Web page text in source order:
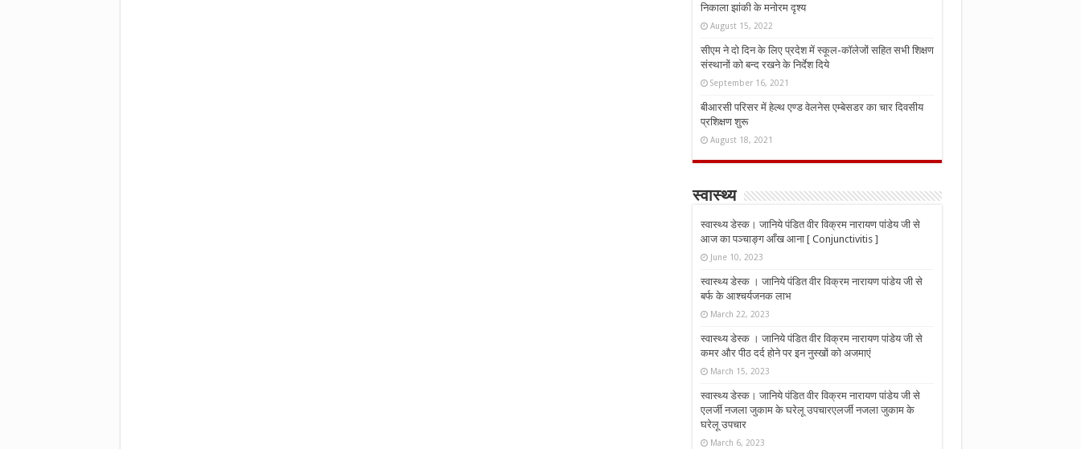
निकाला झांकी के मनोरम दृश्य
August 15, 2022
सीएम ने दो दिन के लिए प्रदेश में स्कूल-कॉलेजों सहित सभी शिक्षण
संस्थानों को बन्द रखने के निर्देश दिये
September 16, 2021
बीआरसी परिसर में हेल्थ एण्ड वेलनेस एम्बेसडर का चार दिवसीय
प्रशिक्षण शुरू
August 18, 2021
स्वास्थ्य
स्वास्थ्य डेस्क। जानिये पंडित वीर विक्रम नारायण पांडेय जी से
आज का पञ्चाङ्ग आँख आना [ Conjunctivitis ]
June 10, 2023
स्वास्थ्य डेस्क । जानिये पंडित वीर विक्रम नारायण पांडेय जी से
बर्फ के आश्चर्यजनक लाभ
March 22, 2023
स्वास्थ्य डेस्क । जानिये पंडित वीर विक्रम नारायण पांडेय जी से
कमर और पीठ दर्द होने पर इन नुस्‍खों को अजमाएं
March 15, 2023
स्वास्थ्य डेस्क। जानिये पंडित वीर विक्रम नारायण पांडेय जी से
एलर्जी नजला जुकाम के घरेलू उपचारएलर्जी नजला जुकाम के
घरेलू उपचार
March 6, 2023